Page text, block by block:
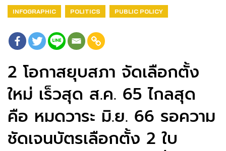
INFOGRAPHIC POLITICS PUBLIC POLICY
2 โอกาสยุบสภา จัดเลือกตั้ง
ใหม่ เร็วสุด ส.ค. 65 ไกลสุด
คือ หมดวาระ มิ.ย. 66 รอความ
ชัดเจนบัตรเลือกตั้ง 2 ใบ